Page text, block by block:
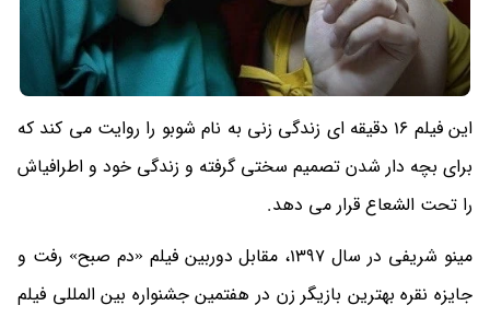
این فیلم 16 دقیقه ای زندگی زنی به نام شوبو را روایت می کند که
برای بچه دار شدن تصمیم سختی گرفته و زندگی خود و اطرافیاش
را تحت الشعاع قرار می دهد.
مینو شریفی در سال 1397، مقابل دوربین فیلم «دم صبح» رفت و
جایزه نقره بهترین بازیگر زن در هفتمین جشنواره بین المللی فیلم